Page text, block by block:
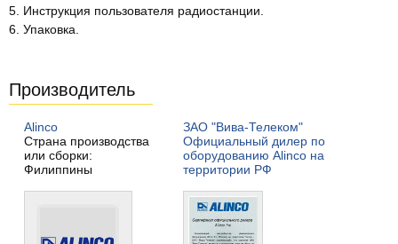
5. Инструкция пользователя радиостанции.
6. Упаковка.
Производитель
Alinco
Страна производства
или сборки:
Филиппины
ЗАО "Вива-Телеком"
Официальный дилер по
оборудованию Alinco на
территории РФ